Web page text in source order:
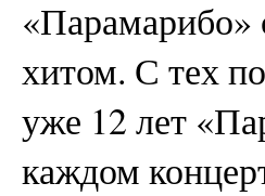
«Парамарибо»
хитом. С тех
уже 12 лет
каждом